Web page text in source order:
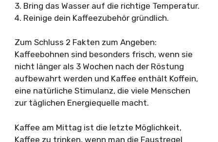
3. Bring das Wasser auf die richtige Temperatur.
4. Reinige dein Kaffeezubehör gründlich.
Zum Schluss 2 Fakten zum Angeben:
Kaffeebohnen sind besonders frisch, wenn sie
nicht länger als 3 Wochen nach der Röstung
aufbewahrt werden und Kaffee enthält Koffein,
eine natürliche Stimulanz, die viele Menschen
zur täglichen Energiequelle macht.
Kaffee am Mittag ist die letzte Möglichkeit,
Kaffee zu trinken, wenn man die Faustregel